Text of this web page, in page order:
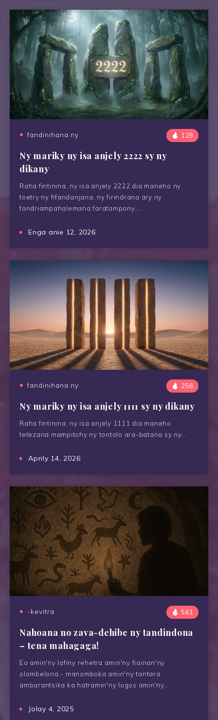
fandinihana ny 129
Ny mariky ny isa anjely 2222 sy ny
dikany
Raha fintinina, ny isa anjely 2222 dia maneho ny
toetry ny fifandanjana, ny firindrana ary ny
fandriampahalemana faratampony….
Enga anie 12, 2026
fandinihana ny 258
Ny mariky ny isa anjely 1111 sy ny dikany
Raha fintinina, ny isa anjely 1111 dia maneho
tetezana mampitohy ny tontolo ara-batana sy ny…
Aprily 14, 2026
-kevitra 561
Nahoana no zava-dehibe ny tandindona
– tena mahagaga!
Eo amin'ny lafiny rehetra amin'ny fiainan'ny
olombelona - manomboka amin'ny tantara
ambarantsika ka hatramin'ny logos amin'ny…
Jolay 4, 2025